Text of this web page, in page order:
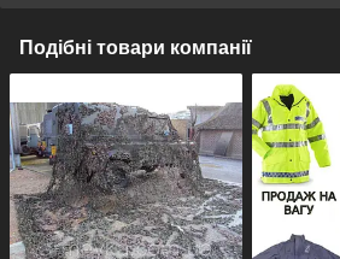
Подібні товари компанії